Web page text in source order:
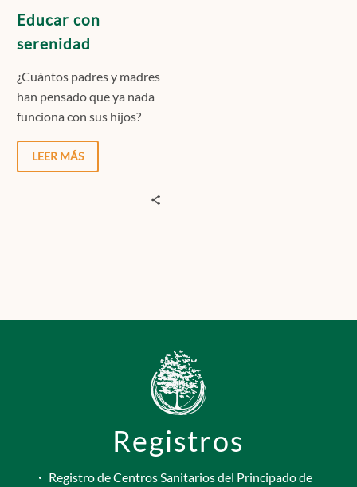
Educar con
serenidad
¿Cuántos padres y madres
han pensado que ya nada
funciona con sus hijos?
frustración…
LEER MÁS
Registros
Registro de Centros Sanitarios del Principado de